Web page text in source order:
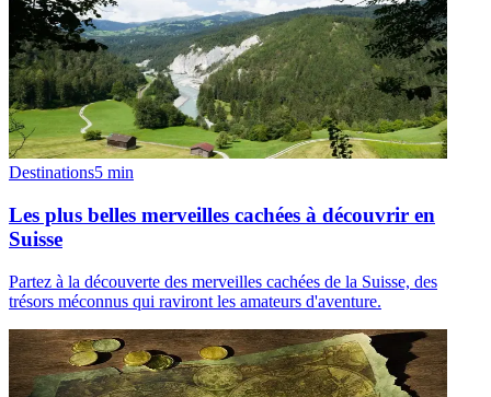
Destinations5 min
Les plus belles merveilles cachées à découvrir en
Suisse
Partez à la découverte des merveilles cachées de la Suisse, des
trésors méconnus qui raviront les amateurs d'aventure.